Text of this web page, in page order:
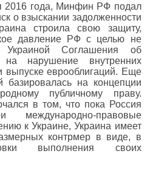
2016 года, Минфин РФ подал
о взыскании задолженности
строила свою защиту,
давление РФ с целью не
Украиной Соглашения об
нарушение внутренних
выпуске еврооблигаций. Еще
базировалась на концепции
публичному праву.
в том, что пока Россия
правовые
к Украине, Украина имеет
контрмер в виде, в
выполнения своих